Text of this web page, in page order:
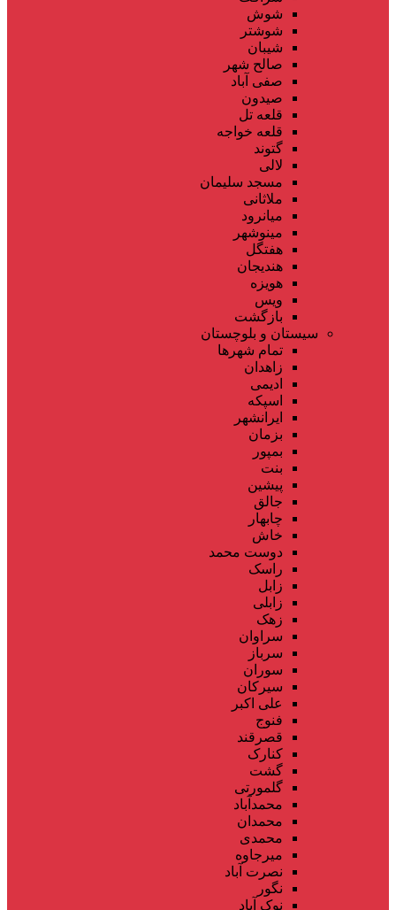
شوش
شوشتر
شیبان
صالح شهر
صفی آباد
صیدون
قلعه تل
قلعه خواجه
گتوند
لالی
مسجد سلیمان
ملاثانی
میانرود
مینوشهر
هفتگل
هندیجان
هویزه
ویس
بازگشت
سیستان و بلوچستان
تمام شهر‌ها
زاهدان
ادیمی
اسپکه
ایرانشهر
بزمان
بمپور
بنت
پیشین
جالق
چابهار
خاش
دوست محمد
راسک
زابل
زابلی
زهک
سراوان
سرباز
سوران
سیرکان
علی اکبر
فنوج
قصرقند
کنارک
گشت
گلمورتی
محمدآباد
محمدان
محمدی
میرجاوه
نصرت آباد
نگور
نوک آباد